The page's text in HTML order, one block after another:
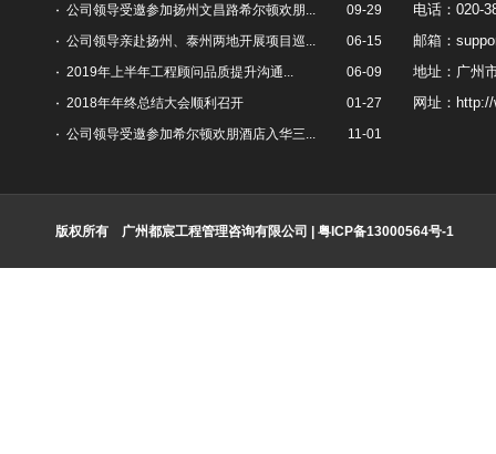
公司领导受邀参加扬州文昌路希尔顿欢朋...
09-29
公司领导亲赴扬州、泰州两地开展项目巡...
06-15
2019年上半年工程顾问品质提升沟通...
06-09
2018年年终总结大会顺利召开
01-27
公司领导受邀参加希尔顿欢朋酒店入华三...
11-01
电话：020-
邮箱：
地址：广州
网址：
版权所有 广州都宸工程管理咨询有限公司 | 粤ICP备13000564号-1